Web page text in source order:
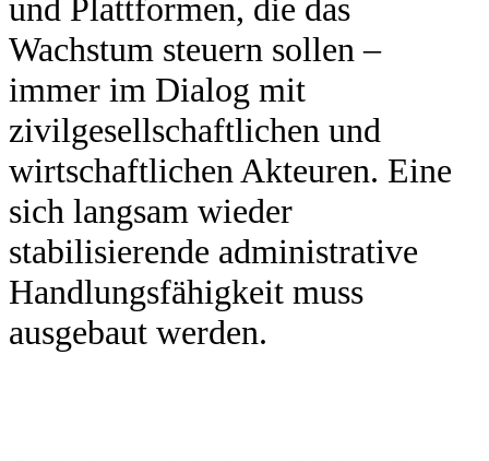
und Plattformen, die das
Wachstum steuern sollen –
immer im Dialog mit
zivilgesellschaftlichen und
wirtschaftlichen Akteuren. Eine
sich langsam wieder
stabilisierende administrative
Handlungsfähigkeit muss
ausgebaut werden.